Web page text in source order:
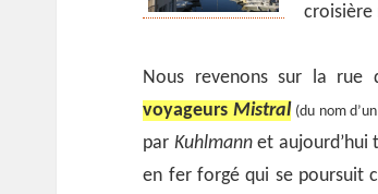
croisière
Nous revenons sur la rue
voyageurs Mistral (du nom
par Kuhlmannet aujourd’hui
en fer forgé qui se poursuit